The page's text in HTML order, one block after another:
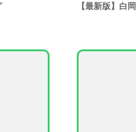
【最新版】白